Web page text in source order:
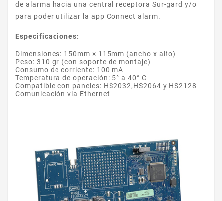
de alarma hacia una central receptora Sur-gard y/o
para poder utilizar la app Connect alarm.
Especificaciones:
Dimensiones: 150mm × 115mm (ancho x alto)
Peso: 310 gr (con soporte de montaje)
Consumo de corriente: 100 mA
Temperatura de operación: 5° a 40° C
Compatible con paneles: HS2032,HS2064 y HS2128
Comunicación via Ethernet